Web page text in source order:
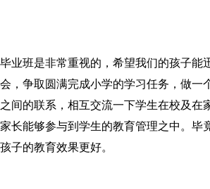
业班是非常重视的，希望我们的孩子能
，争取圆满完成小学的学习任务，做一
间的联系，相互交流一下学生在校及在
长能够参与到学生的教育管理之中。毕
子的教育效果更好。